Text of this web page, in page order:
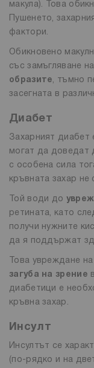
макула). Това
Пушенето,
фактори.
Обикновено
със замъгляване
образите, тъмно
засегната в
Диабет
Захарният диабет
могат да доведат
с особена сила
кръвната захар не
Той води до
ретината, като
получи нужните
да я поддържат
Това увреждане
загуба на зрение
диабетици е
кръвна захар.
Инсулт
Инсултът се
(по-рядко и на